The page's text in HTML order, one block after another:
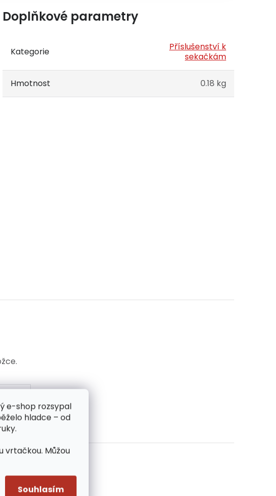
e-shop rozsypal
hladce – od
vrtačkou. Můžou
Souhlasím
Doplňkové parametry
Kategorie
Příslušenství k
sekačkám
Hmotnost 0.18 kg